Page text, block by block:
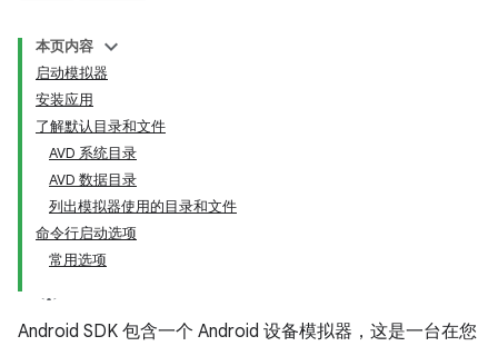
本页内容
启动模拟器
安装应用
了解默认目录和文件
AVD 系统目录
AVD 数据目录
列出模拟器使用的目录和文件
命令行启动选项
常用选项
Android SDK 包含一个 Android 设备模拟器，这是一台在您